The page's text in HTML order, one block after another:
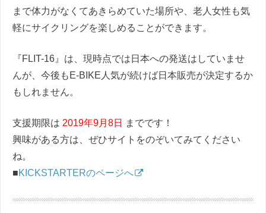
まで体力がなくてあきらめていた場所や、老人女性も気
軽にサイクリングを楽しめることができます。
『FLIT-16』は、現時点では日本への発送はしていませ
んが、今後もE-BIKE人気が続けば日本販売が決定するか
もしれません。
支援期限は 2019年9月8日
までです！
興味がある方は、ぜひサイトをのぞいてみてください
ね。
■KICKSTARTERのページへ